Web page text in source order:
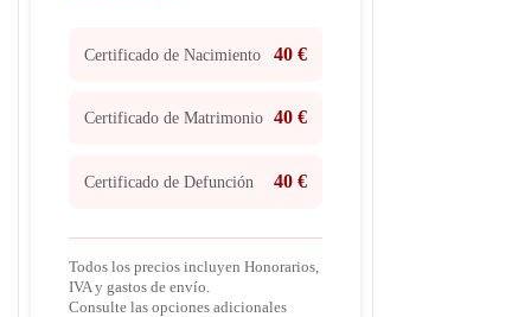
Certificado de Nacimiento 40 €
Certificado de Matrimonio 40 €
Certificado de Defunción 40 €
Todos los precios incluyen Honorarios,
IVA y gastos de envío.
Consulte las opciones adicionales